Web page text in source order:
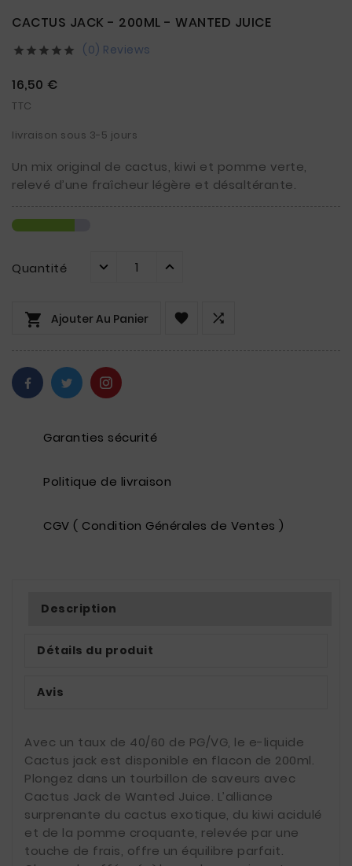
CACTUS JACK - 200ML - WANTED JUICE
     (0) Reviews
16,50 €
TTC
livraison sous 3-5 jours
Un mix original de cactus, kiwi et pomme verte,
relevé d’une fraîcheur légère et désaltérante.
Quantité
 Ajouter Au Panier  
Garanties sécurité
Politique de livraison
CGV ( Condition Générales de Ventes )
Description
Détails du produit
Avis
Avec un taux de 40/60 de PG/VG, le e-liquide
Cactus jack est disponible en flacon de 200ml.
Plongez dans un tourbillon de saveurs avec
Cactus Jack de Wanted Juice. L’alliance
surprenante du cactus exotique, du kiwi acidulé
et de la pomme croquante, relevée par une
touche de frais, offre un équilibre parfait.